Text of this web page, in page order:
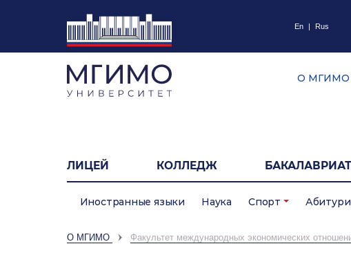
En | Rus
О МГИМО
ЛИЦЕЙ КОЛЛЕДЖ БАКАЛАВРИАТ
Иностранные языки Наука Спорт
О МГИМО Факультет международных экономических